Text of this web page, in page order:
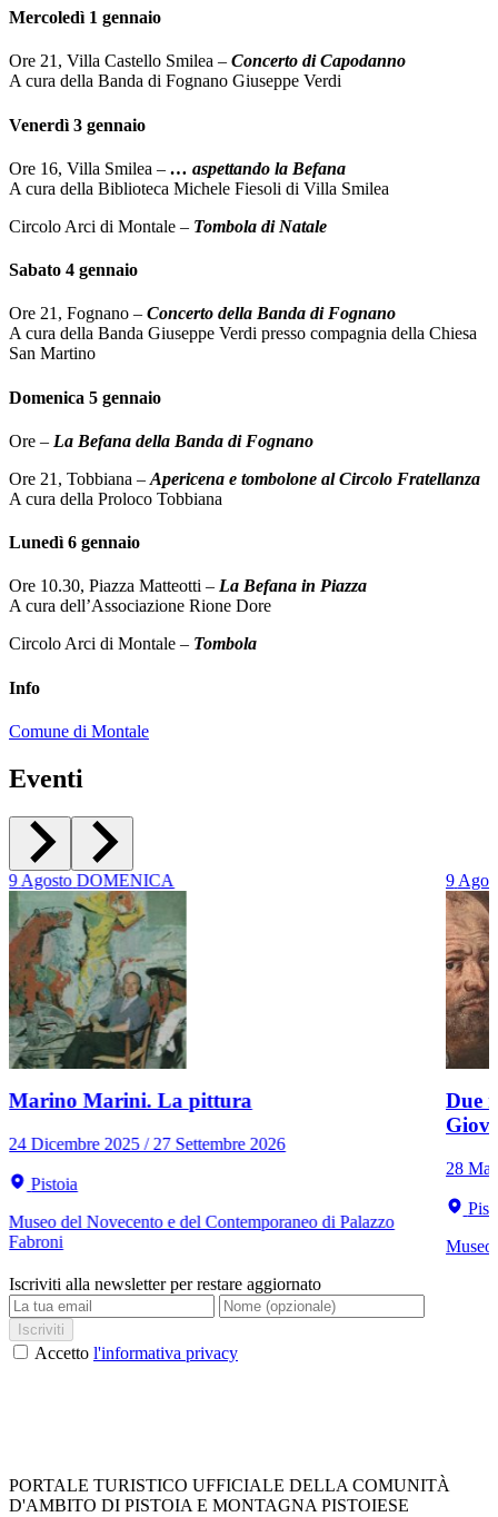
Mercoledì 1 gennaio
Ore 21, Villa Castello Smilea – Concerto di Capodanno
A cura della Banda di Fognano Giuseppe Verdi
Venerdì 3 gennaio
Ore 16, Villa Smilea – … aspettando la Befana
A cura della Biblioteca Michele Fiesoli di Villa Smilea
Circolo Arci di Montale – Tombola di Natale
Sabato 4 gennaio
Ore 21, Fognano – Concerto della Banda di Fognano
A cura della Banda Giuseppe Verdi presso compagnia della Chiesa
San Martino
Domenica 5 gennaio
Ore – La Befana della Banda di Fognano
Ore 21, Tobbiana – Apericena e tombolone al Circolo Fratellanza
A cura della Proloco Tobbiana
Lunedì 6 gennaio
Ore 10.30, Piazza Matteotti – La Befana in Piazza
A cura dell’Associazione Rione Dore
Circolo Arci di Montale – Tombola
Info
Comune di Montale
Eventi
9Agosto DOMENICA
Marino Marini. La pittura
24 Dicembre 2025 / 27 Settembre 2026
Pistoia
Museo del Novecento e del Contemporaneo di Palazzo
Fabroni
9
Due
28
Museo
Iscriviti alla newsletter per restare aggiornato
Iscriviti
Accetto l'informativa privacy
PORTALE TURISTICO UFFICIALE DELLA COMUNITÀ
D'AMBITO DI PISTOIA E MONTAGNA PISTOIESE